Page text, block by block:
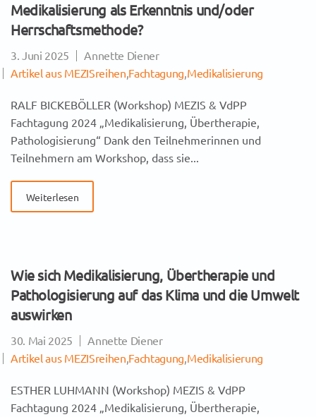
Medikalisierung als Erkenntnis und/oder
Herrschaftsmethode?
3. Juni 2025
Annette Diener
Artikel aus MEZISreihen,Fachtagung,Medikalisierung
RALF BICKEBÖLLER (Workshop) MEZIS & VdPP
Fachtagung 2024 „Medikalisierung, Übertherapie,
Pathologisierung“ Dank den Teilnehmerinnen und
Teilnehmern am Workshop, dass sie...
Weiterlesen
Wie sich Medikalisierung, Übertherapie und
Pathologisierung auf das Klima und die Umwelt
auswirken
30. Mai 2025
Annette Diener
Artikel aus MEZISreihen,Fachtagung,Medikalisierung
ESTHER LUHMANN (Workshop) MEZIS & VdPP
Fachtagung 2024 „Medikalisierung, Übertherapie,